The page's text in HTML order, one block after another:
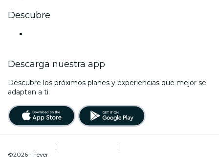
Descubre
Descarga nuestra app
Descubre los próximos planes y experiencias que mejor se
adapten a ti.
| |
©2026 - Fever